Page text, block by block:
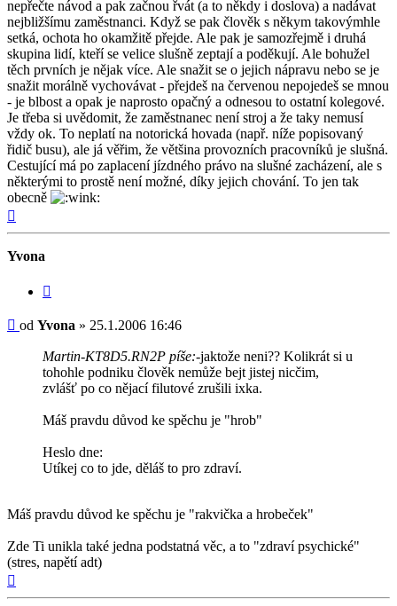
nepřečte návod a pak začnou řvát (a to někdy i doslova) a nadávat
nejbližšímu zaměstnanci. Když se pak člověk s někym takovýmhle
setká, ochota ho okamžitě přejde. Ale pak je samozřejmě i druhá
skupina lidí, kteří se velice slušně zeptají a poděkují. Ale bohužel
těch prvních je nějak více. Ale snažit se o jejich nápravu nebo se je
snažit morálně vychovávat - přejdeš na červenou nepojedeš se mnou
- je blbost a opak je naprosto opačný a odnesou to ostatní kolegové.
Je třeba si uvědomit, že zaměstnanec není stroj a že taky nemusí
vždy ok. To neplatí na notorická hovada (např. níže popisovaný
řidič busu), ale já věřim, že většina provozních pracovníků je slušná.
Cestující má po zaplacení jízdného právo na slušné zacházení, ale s
některými to prostě není možné, díky jejich chování. To jen tak
obecně
Yvona
Příspěvek
od Yvona » 25.1.2006 16:46
Martin-KT8D5.RN2P píše:-jaktože neni?? Kolikrát si u
tohohle podniku člověk nemůže bejt jistej nicčim,
zvlášť po co nějací filutové zrušili ixka.
Máš pravdu důvod ke spěchu je "hrob"
Heslo dne:
Utíkej co to jde, děláš to pro zdraví.
Máš pravdu důvod ke spěchu je "rakvička a hrobeček"
Zde Ti unikla také jedna podstatná věc, a to "zdraví psychické"
(stres, napětí adt)